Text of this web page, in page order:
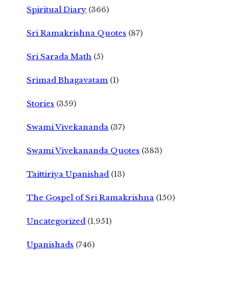
Spiritual Diary (366)
Sri Ramakrishna Quotes (87)
Sri Sarada Math (5)
Srimad Bhagavatam (1)
Stories (359)
Swami Vivekananda (37)
Swami Vivekananda Quotes (383)
Taittiriya Upanishad (13)
The Gospel of Sri Ramakrishna (150)
Uncategorized (1,951)
Upanishads (746)